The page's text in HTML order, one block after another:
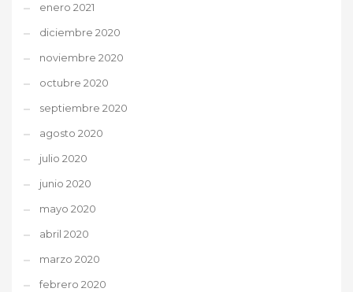
enero 2021
diciembre 2020
noviembre 2020
octubre 2020
septiembre 2020
agosto 2020
julio 2020
junio 2020
mayo 2020
abril 2020
marzo 2020
febrero 2020